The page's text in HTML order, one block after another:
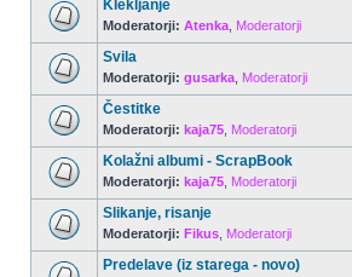
Klekljanje
Moderatorji: Atenka Moderatorji
Svila
Moderatorji: gusarka Moderatorji
Čestitke
Moderatorji: kaja75 Moderatorji
Kolažni albumi - ScrapBook
Moderatorji: kaja75 Moderatorji
Slikanje, risanje
Moderatorji: Fikus Moderatorji
Predelave (iz starega - novo)